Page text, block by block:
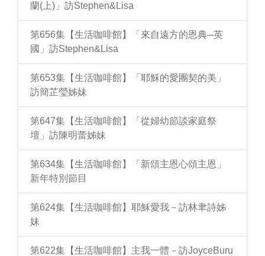
蘭(上)」訪Stephen&Lisa
第656集【生活咖啡館】「來自遠方的恩典─英
國」訪Stephen&Lisa
第653集【生活咖啡館】「耶穌的愛團契的美」
訪簡芷瑩姊妹
第647集【生活咖啡館】「從婦幼節談家庭祭
壇」訪陳明蕾姊妹
第634集【生活咖啡館】「新頌主恩心頌主恩」
新年特別節目
第624集【生活咖啡館】耶穌愛我－訪林聿詩姊
妹
第622集【生活咖啡館】主我一體－訪JoyceBuru